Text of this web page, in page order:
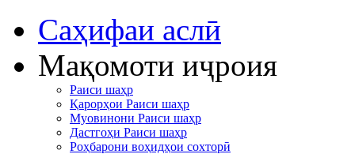
Cаҳифаи аслӣ
Мақомоти иҷроия
Раиси шаҳр
Қарорҳои Раиси шаҳр
Муовинони Раиси шаҳр
Дастгоҳи Раиси шаҳр
Роҳбарони воҳидҳои сохторӣ